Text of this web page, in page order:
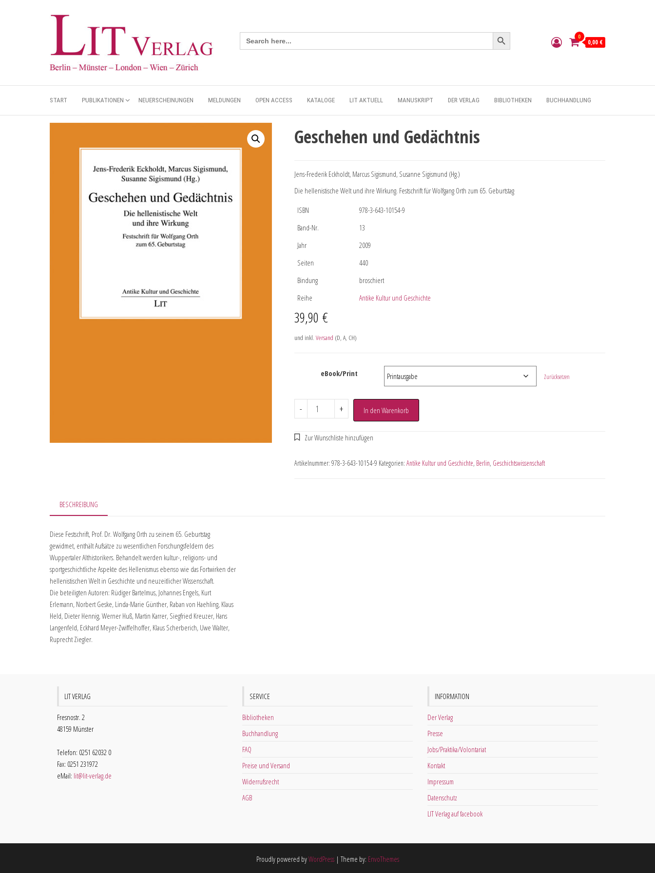
Search
for:
Search Button
0
0,00 €
START PUBLIKATIONEN NEUERSCHEINUNGEN MELDUNGEN OPEN ACCESS KATALOGE LIT AKTUELL MANUSKRIPT DER VERLAG BIBLIOTHEKEN BUCHHANDLUNG
Geschehen und Gedächtnis
Jens-Frederik Eckholdt, Marcus Sigismund, Susanne Sigismund (Hg.)
Die hellenistische Welt und ihre Wirkung. Festschrift für Wolfgang Orth zum 65. Geburtstag
ISBN
978-3-643-10154-9
Band-Nr.
13
Jahr
2009
Seiten
440
Bindung
broschiert
Reihe
Antike Kultur und Geschichte
39,90 €
und inkl. Versand (D, A, CH)
eBook/Print Zurücksetzen
- + In den Warenkorb
Artikelnummer: 978-3-643-10154-9 Kategorien: Antike Kultur und Geschichte, Berlin, Geschichtswissenschaft
BESCHREIBUNG
Diese Festschrift, Prof. Dr. Wolfgang Orth zu seinem 65. Geburtstag
gewidmet, enthält Aufsätze zu wesentlichen Forschungsfeldern des
Wuppertaler Althistorikers. Behandelt werden kultur-, religions- und
sportgeschichtliche Aspekte des Hellenismus ebenso wie das Fortwirken der
hellenistischen Welt in Geschichte und neuzeitlicher Wissenschaft.
Die beteiligten Autoren: Rüdiger Bartelmus, Johannes Engels, Kurt
Erlemann, Norbert Geske, Linda-Marie Günther, Raban von Haehling, Klaus
Held, Dieter Hennig, Werner Huß, Martin Karrer, Siegfried Kreuzer, Hans
Langenfeld, Eckhard Meyer-Zwiffelhoffer, Klaus Scherberich, Uwe Walter,
Ruprecht Ziegler.
LIT VERLAG
Fresnostr. 2
48159 Münster
Telefon: 0251 62032 0
Fax: 0251 231972
eMail: lit@lit-verlag.de
SERVICE
Bibliotheken
Buchhandlung
FAQ
Preise und Versand
Widerrufsrecht
AGB
INFORMATION
Der Verlag
Presse
Jobs/Praktika/Volontariat
Kontakt
Impressum
Datenschutz
LIT Verlag auf facebook
Proudly powered byWordPress | Theme by: EnvoThemes